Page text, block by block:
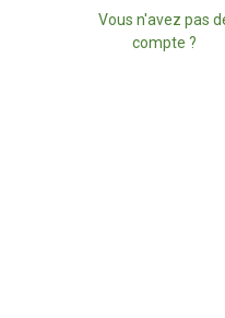
Vous n'avez pas
compte ?